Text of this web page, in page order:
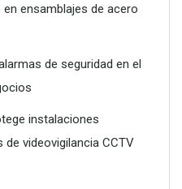
ensamblajes de acero
de seguridad en el
instalaciones
videovigilancia CCTV